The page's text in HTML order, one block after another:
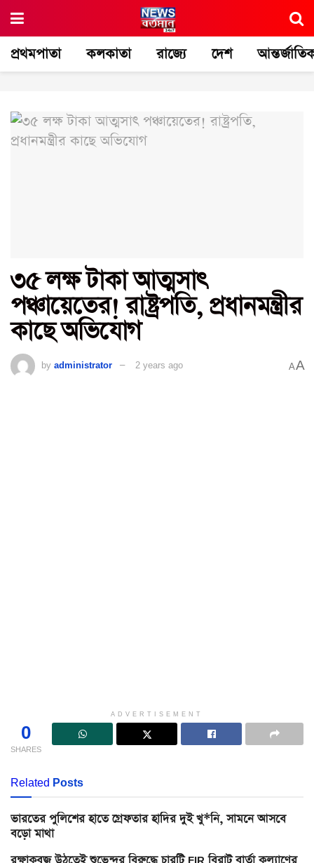
প্রথমপাতা কলকাতা রাজ্যে দেশ
৩৫ লক্ষ টাকা আত্মসাৎ
পঞ্চায়েতের! রাষ্ট্রপতি, প্রধানমন্ত্রীর
কাছে অভিযোগ
by administrator 2 years ago AA
ADVERTISEMENT
0
SHARES
Related Posts
ভারতের পুলিশের হাতে গ্রেফতার হাদির দুই খু*নি, সামনে আসবে
বড়ো মাথা